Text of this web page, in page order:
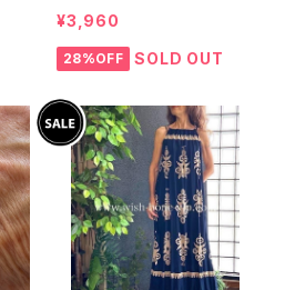
マーハット・通気性・軽量 ワ
イヤー入りハット ボーダー
＆BIGリボン・女優帽 UV/紫
帽子【ベージュ】
¥3,960
28%OFF SOLD OUT